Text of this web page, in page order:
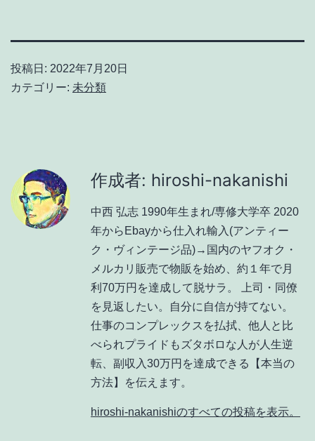
投稿日: 2022年7月20日
カテゴリー: 未分類
作成者: hiroshi-nakanishi
中西 弘志 1990年生まれ/専修大学卒 2020
年からEbayから仕入れ輸入(アンティー
ク・ヴィンテージ品)→国内のヤフオク・
メルカリ販売で物販を始め、約１年で月
利70万円を達成して脱サラ。 上司・同僚
を見返したい。自分に自信が持てない。
仕事のコンプレックスを払拭、他人と比
べられプライドもズタボロな人が人生逆
転、副収入30万円を達成できる【本当の
方法】を伝えます。
hiroshi-nakanishiのすべての投稿を表示。